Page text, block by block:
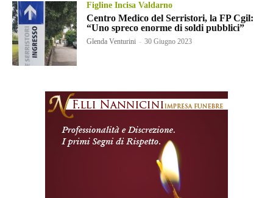
Figline Incisa Valdarno
Centro Medico del Serristori, la FP Cgil:
“Uno spreco enorme di soldi pubblici”
Glenda Venturini - 30 Giugno 2023